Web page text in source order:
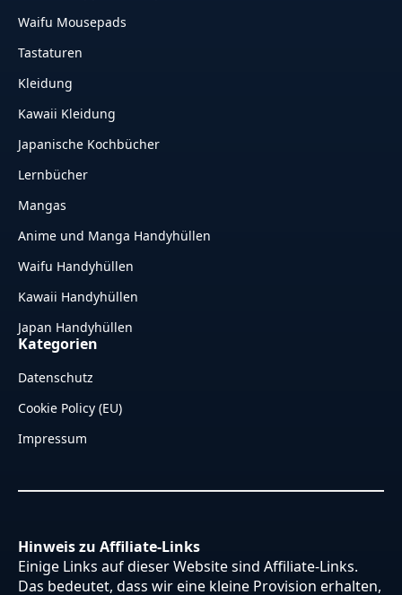
Waifu Mousepads
Tastaturen
Kleidung
Kawaii Kleidung
Japanische Kochbücher
Lernbücher
Mangas
Anime und Manga Handyhüllen
Waifu Handyhüllen
Kawaii Handyhüllen
Japan Handyhüllen
Kategorien
Datenschutz
Cookie Policy (EU)
Impressum
Hinweis zu Affiliate-Links
Einige Links auf dieser Website sind Affiliate-Links.
Das bedeutet, dass wir eine kleine Provision erhalten,